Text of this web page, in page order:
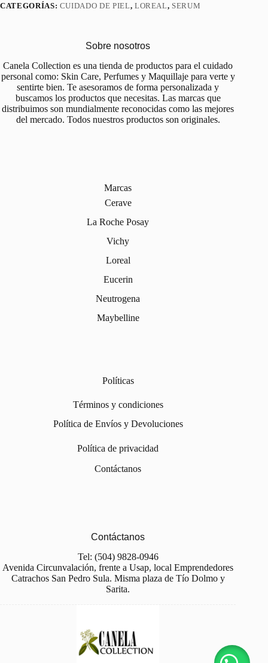
CATEGORÍAS: CUIDADO DE PIEL, LOREAL, SERUM
Sobre nosotros
Canela Collection es una tienda de productos para el cuidado
personal como: Skin Care, Perfumes y Maquillaje para verte y
sentirte bien. Te asesoramos de forma personalizada y
buscamos los productos que necesitas. Las marcas que
distribuimos son mundialmente reconocidas como las mejores
del mercado. Todos nuestros productos son originales.
Marcas
Cerave
La Roche Posay
Vichy
Loreal
Eucerin
Neutrogena
Maybelline
Políticas
Términos y condiciones
Política de Envíos y Devoluciones
Política de privacidad
Contáctanos
Contáctanos
Tel: (504) 9828-0946
Avenida Circunvalación, frente a Usap, local Emprendedores
Catrachos San Pedro Sula. Misma plaza de Tío Dolmo y
Sarita.